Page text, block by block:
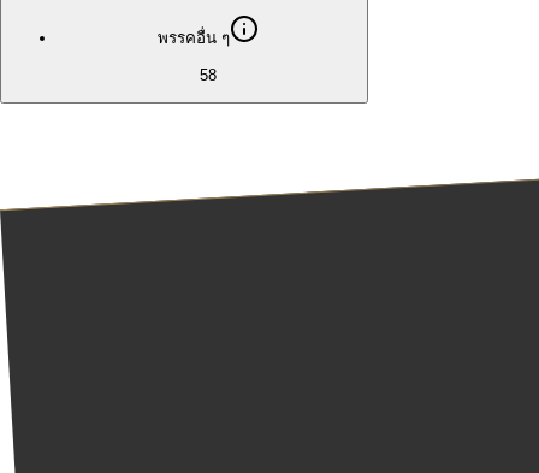
พรรคอื่น ๆ
58